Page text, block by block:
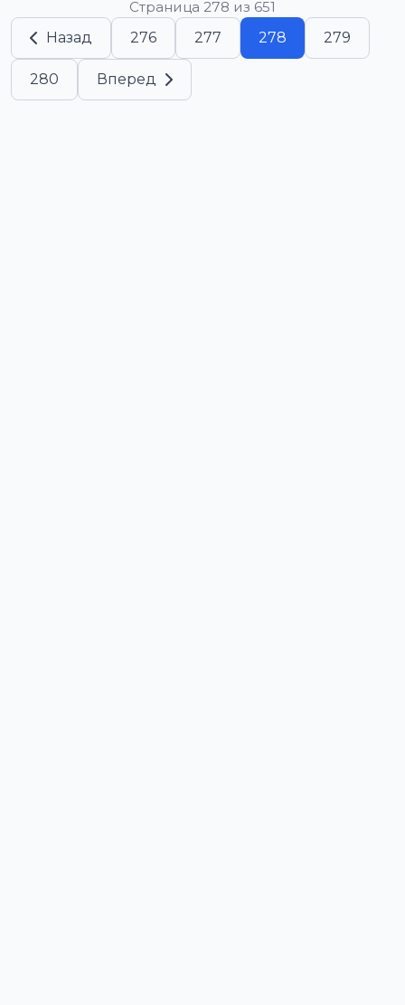
Страница 278 из 651
Назад
276 277 278 279
280 Вперед